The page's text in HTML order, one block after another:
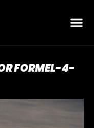
FORMEL-4-